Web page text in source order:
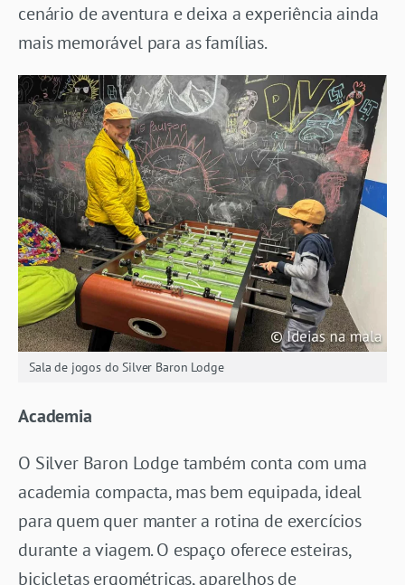
cenário de aventura e deixa a experiência ainda
mais memorável para as famílias.
Sala de jogos do Silver Baron Lodge
Academia
O Silver Baron Lodge também conta com uma
academia compacta, mas bem equipada, ideal
para quem quer manter a rotina de exercícios
durante a viagem. O espaço oferece esteiras,
bicicletas ergométricas, aparelhos de